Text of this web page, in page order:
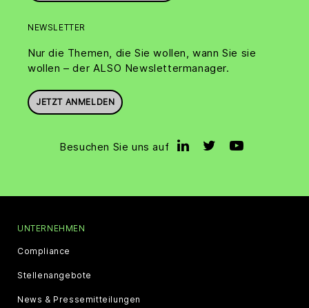
NEWSLETTER
Nur die Themen, die Sie wollen, wann Sie sie
wollen – der ALSO Newslettermanager.
JETZT ANMELDEN
Besuchen Sie uns auf
UNTERNEHMEN
Compliance
Stellenangebote
News & Pressemitteilungen